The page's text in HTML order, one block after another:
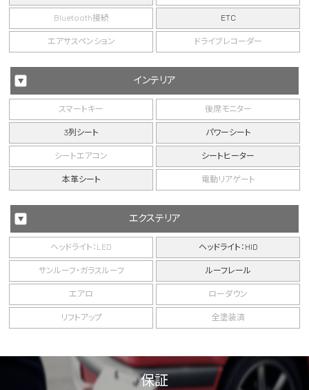
Bluetooth接続 ETC
エアサスペンション ドライブレコーダー
インテリア
スマートキー 後席モニター
3列シート パワーシート
シートエアコン シートヒーター
本革シート 電動リアゲート
エクステリア
ヘッドライト：LED ヘッドライト：HID
サンルーフ・ガラスルーフ ルーフレール
エアロ ローダウン
リフトアップ 全塗装済
保証